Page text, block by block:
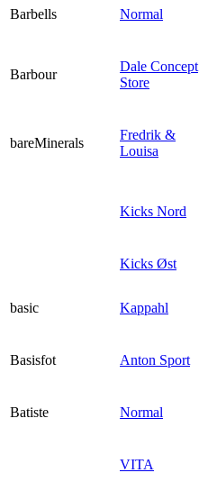
Barbells Normal
Barbour
Dale Concept
Store
bareMinerals
Fredrik &
Louisa
Kicks Nord
Kicks Øst
basic Kappahl
Basisfot Anton Sport
Batiste Normal
VITA